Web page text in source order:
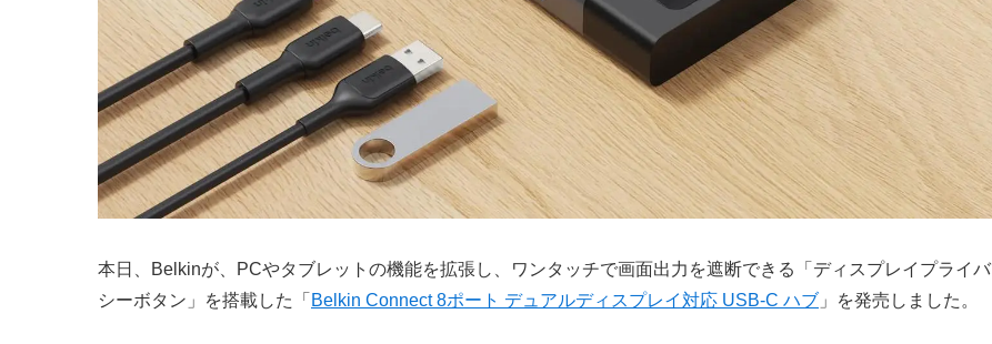
本日、Belkinが、PCやタブレットの機能を拡張し、ワンタッチで画面出力を遮断できる「ディスプレイプライバ
シーボタン」を搭載した「 Belkin Connect 8ポート デュアルディスプレイ対応 USB-C ハブ 」を発売しました。